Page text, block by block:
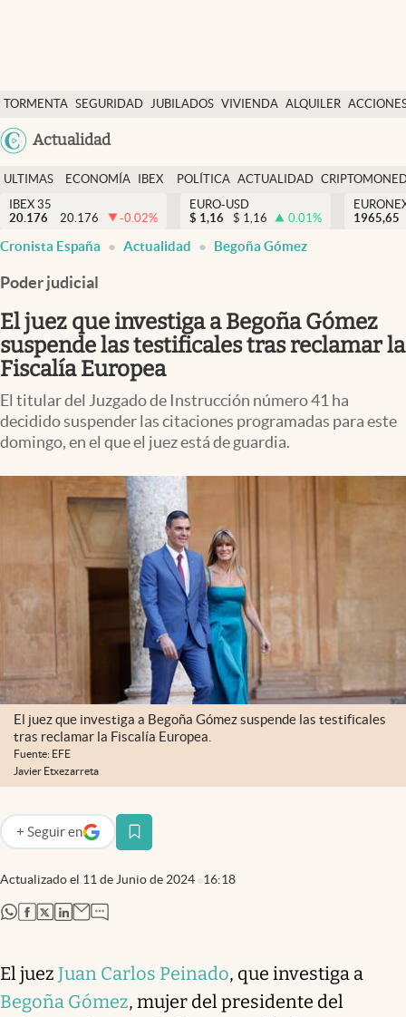
TORMENTA SEGURIDAD JUBILADOS VIVIENDA ALQUILER
USA
Actualidad
Economía y finanzas
Política
Actualidad
Criptomonedas
España
ULTIMAS
NOTICIAS
ECONOMÍA
FINANZAS
IBEX
EURO
POLÍTICA ACTUALIDAD
IBEX 35
20.176
20.176 -0.02%
EURO-USD
$ 1,16 $ 1,16 0.01%
1965,65
Cronista España Actualidad Begoña Gómez
Poder judicial
El juez que investiga a Begoña Gómez
suspende las testificales tras reclamar la
Fiscalía Europea
El titular del Juzgado de Instrucción número 41 ha
decidido suspender las citaciones programadas para este
domingo, en el que el juez está de guardia.
El juez que investiga a Begoña Gómez suspende las testificales
tras reclamar la Fiscalía Europea.
Fuente: EFE
Javier Etxezarreta
Actualizado el 11 de Junio de 2024 16:18
+ Seguir en
abre en nueva pestaña
abre en nueva pestaña
abre en nueva pestaña
abre en nueva pestaña
abre en nueva pestaña
El juez Juan Carlos Peinado, que investiga a
Begoña Gómez, mujer del presidente del